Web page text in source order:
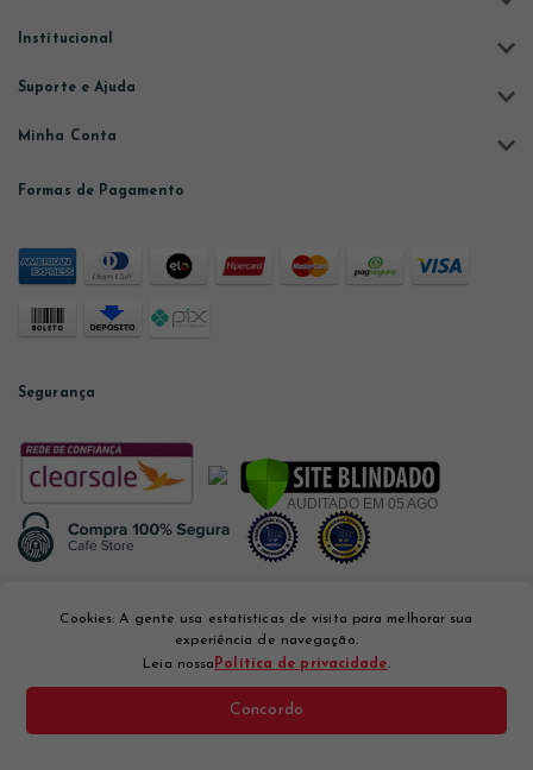
Institucional
Suporte e Ajuda
Minha Conta
Formas de Pagamento
Segurança
Cookies: A gente usa estatísticas de visita para melhorar sua
experiência de navegação.
Leia nossa Política de privacidade.
Concordo